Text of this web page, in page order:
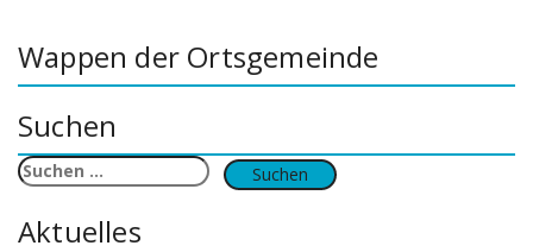
Beiträge
Wappen der Ortsgemeinde
Suchen
Suchen
nach:
Aktuelles